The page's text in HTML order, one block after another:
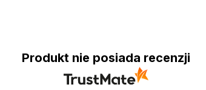
Produkt nie posiada recenzji